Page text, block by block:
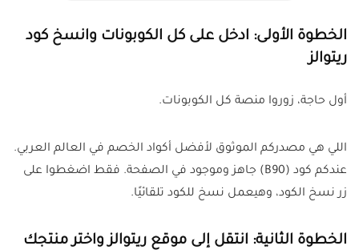
الخطوة الأولى: ادخل على كل الكوبونات وانسخ كود
ريتوالز
أول حاجة، زوروا منصة كل الكوبونات.
اللي هي مصدركم الموثوق لأفضل أكواد الخصم في العالم العربي.
عندكم كود (B90) جاهز وموجود في الصفحة. فقط اضغطوا على
زر نسخ الكود، وهيعمل نسخ للكود تلقائيًا.
الخطوة الثانية: انتقل إلى موقع ريتوالز واختر منتجك